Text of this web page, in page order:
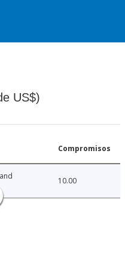
US$)
Compromisos
10.00